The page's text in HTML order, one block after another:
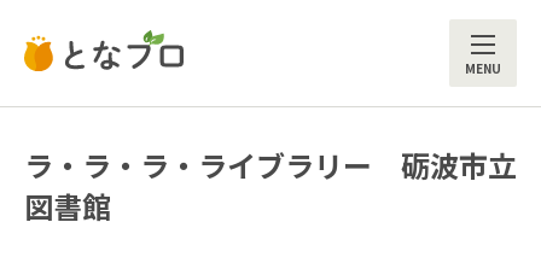
ラ・ラ・ラ・ライブラリー 砺波市立
図書館